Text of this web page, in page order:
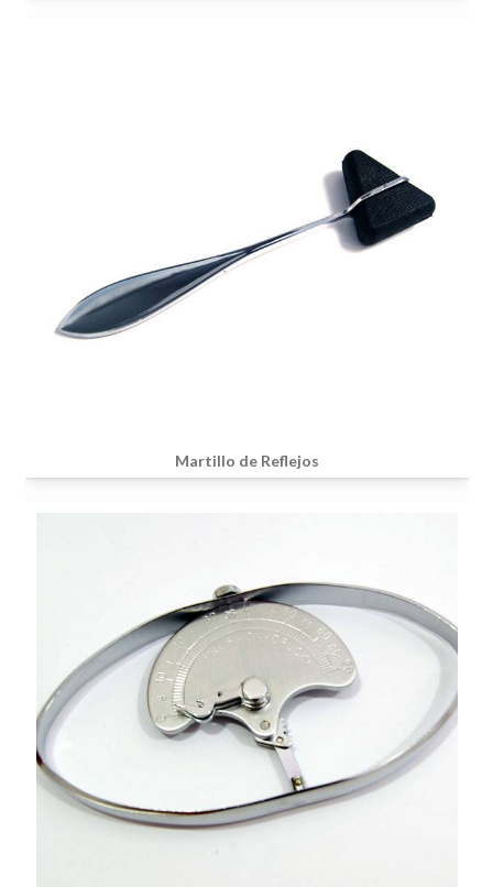
Martillo de Reflejos